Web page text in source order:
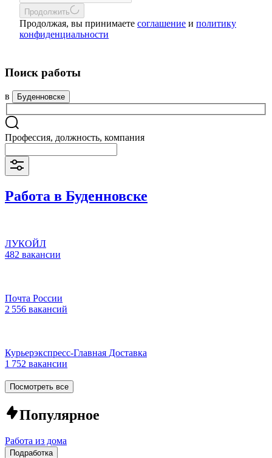
Продолжить
Продолжая, вы принимаете соглашение и политику
конфиденциальности
Поиск работы
в Буденновске
Профессия, должность, компания
Работа в Буденновске
ЛУКОЙЛ
482 вакансии
Почта России
2 556 вакансий
Курьерэкспресс-Главная Доставка
1 752 вакансии
Посмотреть все
Популярное
Работа из дома
Подработка